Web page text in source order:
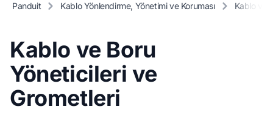
Panduit Kablo Yönlendirme, Yönetimi ve Koruması Kablo ve
Kablo ve Boru
Yöneticileri ve
Grometleri